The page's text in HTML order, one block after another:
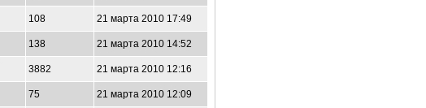
108 21 марта 2010 17:49
138 21 марта 2010 14:52
3882 21 марта 2010 12:16
75 21 марта 2010 12:09